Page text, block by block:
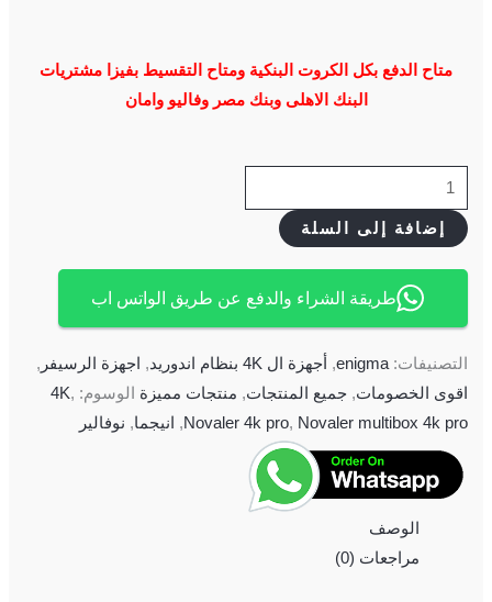
متاح الدفع بكل الكروت البنكية ومتاح التقسيط بفيزا مشتريات
البنك الاهلى وبنك مصر وفاليو وامان
إضافة إلى السلة
طريقة الشراء والدفع عن طريق الواتس اب
التصنيفات:enigma
, أجهزة ال 4K بنظام اندوريد , اجهزة الرسيفر ,
اقوى الخصومات,جميع المنتجات, منتجات مميزة الوسوم: 4K,
Novaler 4k pro, Novaler multibox 4k pro
, انيجما, نوفالير
الوصف
مراجعات (0)